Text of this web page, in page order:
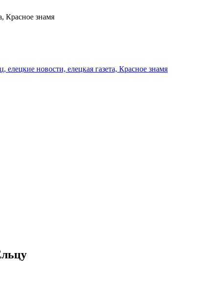
Красное знамя
новости, елецкая газета, Красное знамя